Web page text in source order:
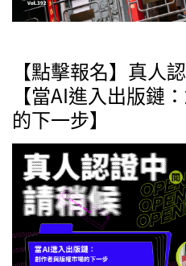
【點擊報名】真人
【當AI進入出版鏈
的下一步】